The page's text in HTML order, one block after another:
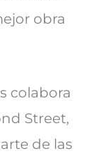
obra
colabora
Street,
de las